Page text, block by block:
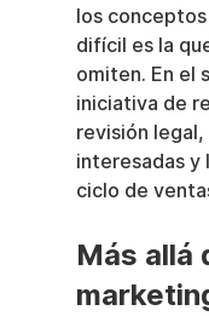
los
difícil es la
omiten. En el
iniciativa de
revisión
interesadas y
ciclo de
Más allá